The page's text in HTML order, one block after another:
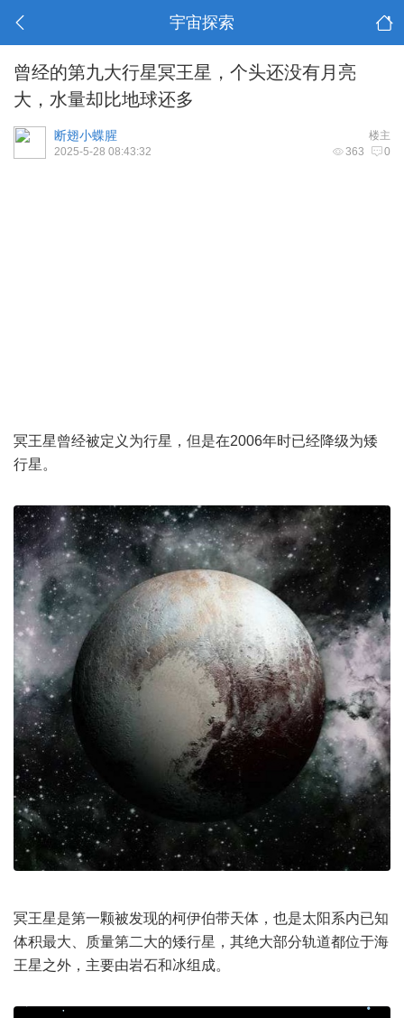
宇宙探索
曾经的第九大行星冥王星，个头还没有月亮
大，水量却比地球还多
楼主
断翅小蝶腥
363 0
2025-5-28 08:43:32
冥王星曾经被定义为行星，但是在2006年时已经降级为矮
行星。
冥王星是第一颗被发现的柯伊伯带天体，也是太阳系内已知
体积最大、质量第二大的矮行星，其绝大部分轨道都位于海
王星之外，主要由岩石和冰组成。